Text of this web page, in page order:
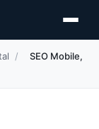
/
SEO Mobile,